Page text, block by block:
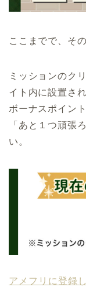
ここまでで、そ
ミッションのク
イト内に設置さ
ボーナスポイン
「あと１つ頑張
い。
アメフリに登録